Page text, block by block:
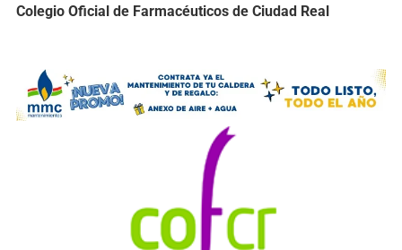
Colegio Oficial de Farmacéuticos de Ciudad Real